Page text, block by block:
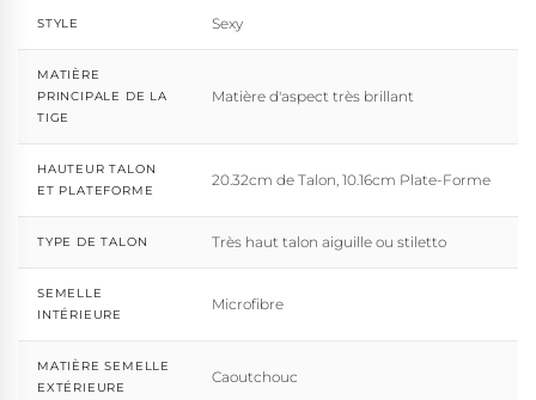
STYLE Sexy
MATIÈRE
PRINCIPALE DE LA
TIGE
Matière d'aspect très brillant
HAUTEUR TALON
ET PLATEFORME
20.32cm de Talon, 10.16cm Plate-Forme
TYPE DE TALON Très haut talon aiguille ou stiletto
SEMELLE
INTÉRIEURE
Microfibre
MATIÈRE SEMELLE
EXTÉRIEURE
Caoutchouc